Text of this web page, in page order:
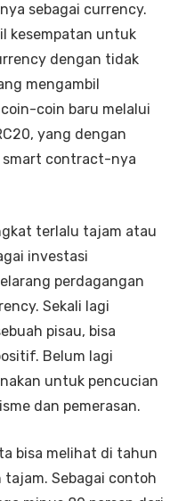
sebagai currency.
kesempatan untuk
dengan tidak
mengambil
coin baru melalui
yang dengan
smart contract-nya
terlalu tajam atau
investasi
perdagangan
Sekali lagi
pisau, bisa
Belum lagi
untuk pencucian
dan pemerasan.
bisa melihat di tahun
Sebagai contoh